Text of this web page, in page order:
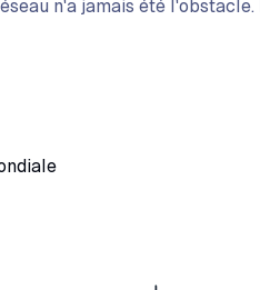
n'a jamais été